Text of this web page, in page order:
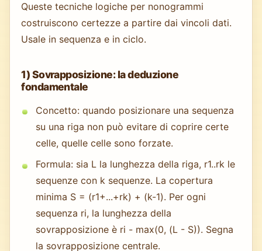
Queste tecniche logiche per nonogrammi
costruiscono certezze a partire dai vincoli dati.
Usale in sequenza e in ciclo.
1) Sovrapposizione: la deduzione
fondamentale
Concetto: quando posizionare una sequenza
su una riga non può evitare di coprire certe
celle, quelle celle sono forzate.
Formula: sia L la lunghezza della riga, r1..rk le
sequenze con k sequenze. La copertura
minima S = (r1+...+rk) + (k-1). Per ogni
sequenza ri, la lunghezza della
sovrapposizione è ri - max(0, (L - S)). Segna
la sovrapposizione centrale.